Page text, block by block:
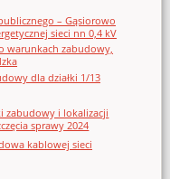
– Gąsiorowo
sieci nn 0,4 kV
warunkach zabudowy,
dla działki 1/13
zabudowy i lokalizacji
sprawy 2024
kablowej sieci